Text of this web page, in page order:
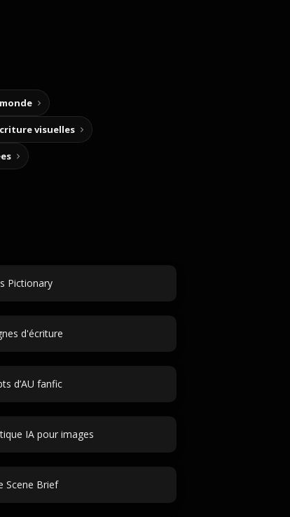
visuelles
Pictionary
d'écriture
d’AU fanfic
IA pour images
Scene Brief